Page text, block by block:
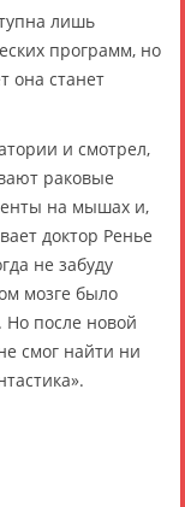
лишь
программ, но
она станет
и смотрел,
раковые
на мышах и,
доктор Ренье
не забуду
мозге было
Но после новой
смог найти ни